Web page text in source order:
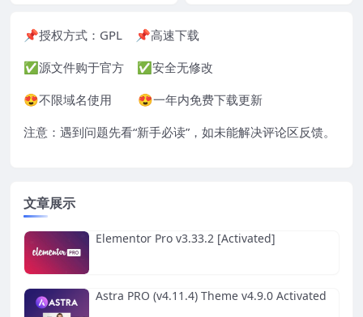
📌授权方式： GPL 📌高速下载
✅源文件购于官方 ✅安全无修改
😍不限域名使用 😍一年内免费下载更新
注意：遇到问题先看“新手必读”，如未能解决评论区反馈。
文章展示
Elementor Pro v3.33.2 [Activated]
Astra PRO (v4.11.4) Theme v4.9.0 Activated